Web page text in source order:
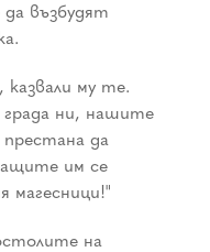
да възбудят
му те.
ни, нашите
да
им се
на